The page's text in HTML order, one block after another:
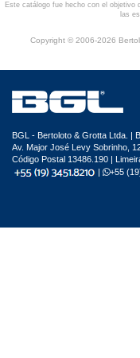
Este catálogo fue hecho con el objetivo
las
Copyright © 2006-2026
BGL - Bertoloto & Grotta Ltda. |
Av. Major José Levy Sobrinho,
Código Postal 13486.190 |
|
+55